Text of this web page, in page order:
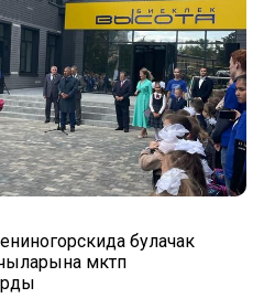
булачак
мәктәп